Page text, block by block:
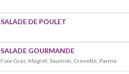
SALADE DE POULET
SALADE GOURMANDE
Foie Gras, Magret, Saumon, Crevette, Parme